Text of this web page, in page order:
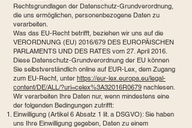
Rechtsgrundlagen der Datenschutz-Grundverordnung,
die uns ermöglichen, personenbezogene Daten zu
verarbeiten.
Was das EU-Recht betrifft, beziehen wir uns auf die
VERORDNUNG (EU) 2016/679 DES EUROPÄISCHEN
PARLAMENTS UND DES RATES vom 27. April 2016.
Diese Datenschutz-Grundverordnung der EU können
Sie selbstverständlich online auf EUR-Lex, dem Zugang
zum EU-Recht, unter https://eur-lex.europa.eu/legal-
content/DE/ALL/?uri=celex%3A32016R0679 nachlesen.
Wir verarbeiten Ihre Daten nur, wenn mindestens eine
der folgenden Bedingungen zutrifft:
Einwilligung (Artikel 6 Absatz 1 lit. a DSGVO): Sie haben
uns Ihre Einwilligung gegeben, Daten zu einem